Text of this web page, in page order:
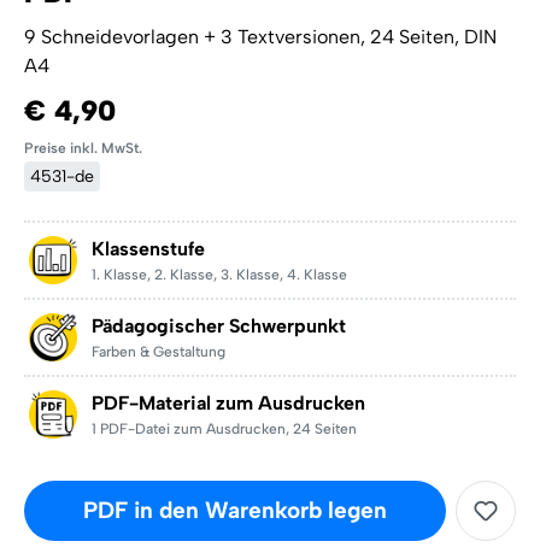
9 Schneidevorlagen + 3 Textversionen, 24 Seiten, DIN
A4
€ 4,90
Preise inkl. MwSt.
4531-de
Klassenstufe
1. Klasse, 2. Klasse, 3. Klasse, 4. Klasse
Pädagogischer Schwerpunkt
Farben & Gestaltung
PDF-Material zum Ausdrucken
1 PDF-Datei zum Ausdrucken, 24 Seiten
PDF in den Warenkorb legen